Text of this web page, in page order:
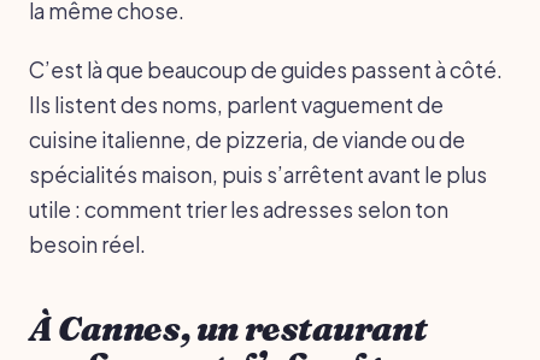
la même chose.
C’est là que beaucoup de guides passent à côté.
Ils listent des noms, parlent vaguement de
cuisine italienne, de pizzeria, de viande ou de
spécialités maison, puis s’arrêtent avant le plus
utile : comment trier les adresses selon ton
besoin réel.
À Cannes, un restaurant